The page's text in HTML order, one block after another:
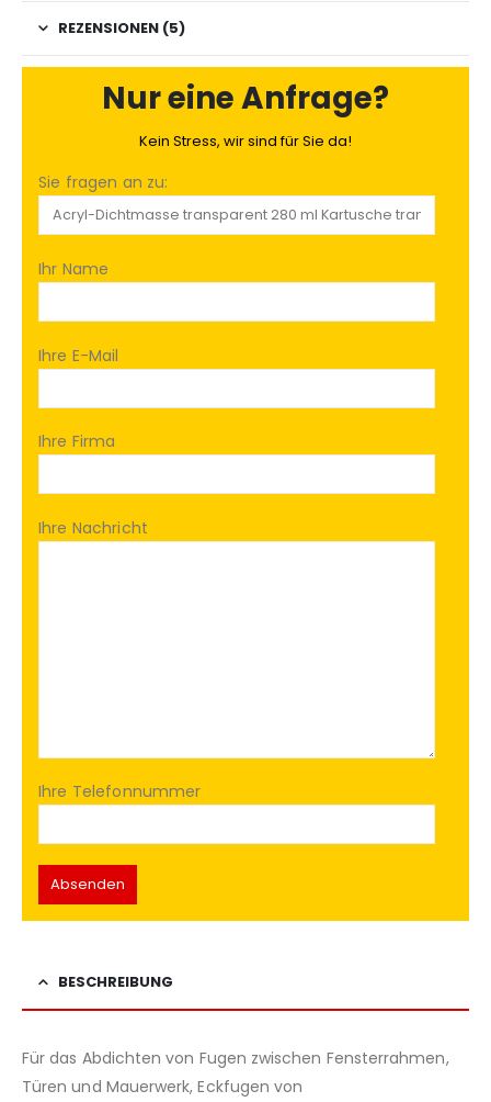
REZENSIONEN (5)
Nur eine Anfrage?
Kein Stress, wir sind für Sie da!
Sie fragen an zu:
Ihr Name
Ihre E-Mail
Ihre Firma
Ihre Nachricht
Ihre Telefonnummer
BESCHREIBUNG
Für das Abdichten von Fugen zwischen Fensterrahmen,
Türen und Mauerwerk, Eckfugen von